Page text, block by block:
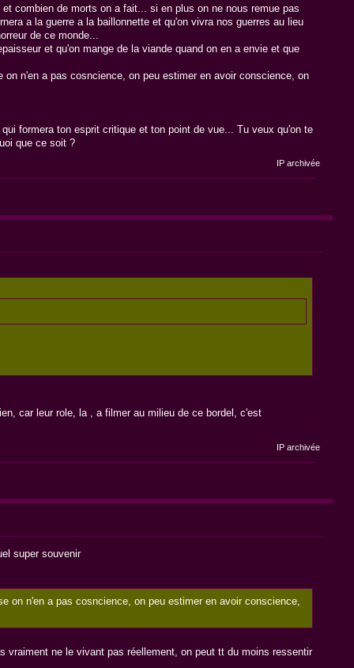
combien de morts on a fait... si en plus on ne nous remue pas
a la guerre a la baillonnette et qu'on vivra nos guerres au lieu
de ce monde...
et qu'on mange de la viande quand on en a envie et que
n'en a pas cosncience, on peu estimer en avoir conscience, on
formera ton esprit critique et ton point de vue... Tu veux qu'on te
que ce soit ?
IP archivée
car leur role, la , a filmer au milieu de ce bordel, c'est
IP archivée
super souvenir
on n'en a pas cosncience, on peu estimer en avoir conscience,
vraiment ne le vivant pas réellement, on peut tt du moins ressentir